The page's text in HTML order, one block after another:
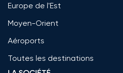
Europe de l'Est
Moyen-Orient
Aéroports
Toutes les destinations